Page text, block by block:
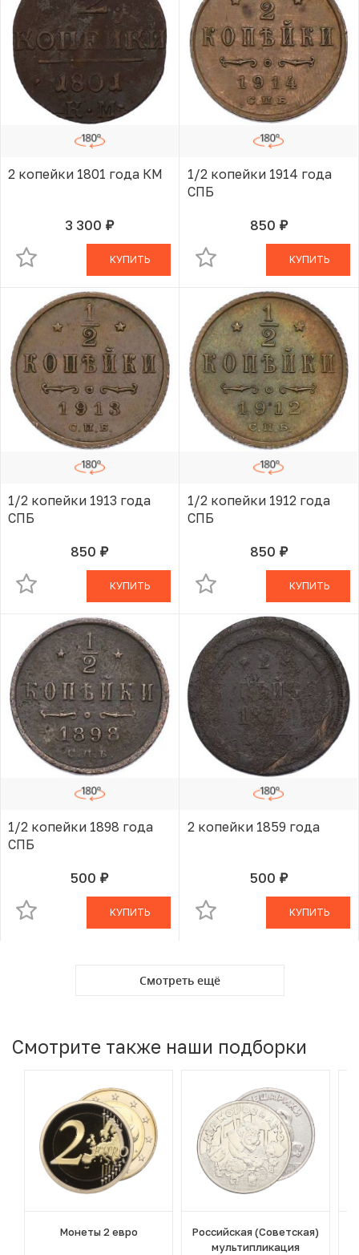
2 копейки 1801 года КМ
3 300 руб.
В КОРЗИНЕ
КУПИТЬ
1/2 копейки 1914 года
СПБ
850 руб.В КОРЗИНЕ
КУПИТЬ
1/2 копейки 1913 года
СПБ
850 руб.В КОРЗИНЕ
КУПИТЬ
1/2 копейки 1912 года
СПБ
850 руб.В КОРЗИНЕ
КУПИТЬ
1/2 копейки 1898 года
СПБ
500 руб.В КОРЗИНЕ
КУПИТЬ
2 копейки 1859 года
500 руб.В КОРЗИНЕ
КУПИТЬ
Смотреть ещё
Смотрите также наши подборки
Монеты 2 евро
Российская (Советская)
мультипликация